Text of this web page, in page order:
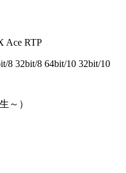
Ace RTP
8 32bit/8 64bit/10 32bit/10
～）